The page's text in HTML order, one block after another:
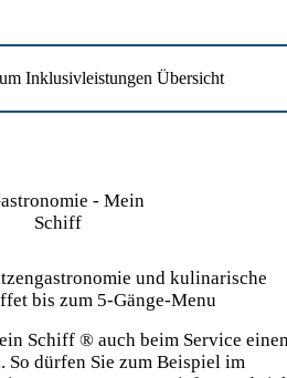
und kulinarische
bis zum 5-Gänge-Menu
Schiff ® auch beim Service
So dürfen Sie zum Beispiel im